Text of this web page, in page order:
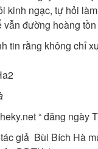
kinh ngạc, tự hỏi
vẫn đường hoàng
tin rằng không chỉ
“ đăng ngày
giả Bùi Bích Hà